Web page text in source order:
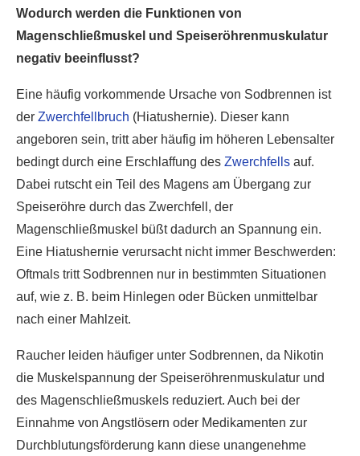
Wodurch werden die Funktionen von
Magenschließmuskel und Speiseröhrenmuskulatur
negativ beeinflusst?
Eine häufig vorkommende Ursache von Sodbrennen ist
der Zwerchfellbruch (Hiatushernie). Dieser kann
angeboren sein, tritt aber häufig im höheren Lebensalter
bedingt durch eine Erschlaffung des Zwerchfells auf.
Dabei rutscht ein Teil des Magens am Übergang zur
Speiseröhre durch das Zwerchfell, der
Magenschließmuskel büßt dadurch an Spannung ein.
Eine Hiatushernie verursacht nicht immer Beschwerden:
Oftmals tritt Sodbrennen nur in bestimmten Situationen
auf, wie z. B. beim Hinlegen oder Bücken unmittelbar
nach einer Mahlzeit.
Raucher leiden häufiger unter Sodbrennen, da Nikotin
die Muskelspannung der Speiseröhrenmuskulatur und
des Magenschließmuskels reduziert. Auch bei der
Einnahme von Angstlösern oder Medikamenten zur
Durchblutungsförderung kann diese unangenehme